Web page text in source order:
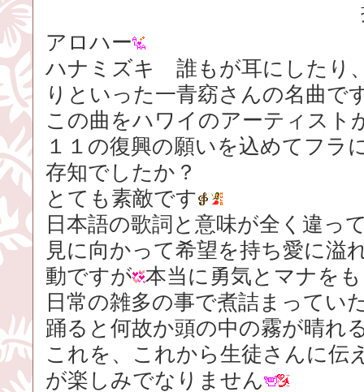
アロハー
ハナミズキ 誰もが耳にしたり
りといった一青窈さんの名曲で
この曲をハワイのアーティスト
１１の復興の願いを込めてフラ
存知でしたか？
とても素敵です
日本語の歌詞と意味が全く違っ
見に向かって希望を持ち愛に溢
動ですが 本当に勇気とマナを
日常の雑多の事で煮詰まってい
踊ると何故か頭の中の霧が晴れ
これを、これから生徒さんに伝
が楽しみでなりません